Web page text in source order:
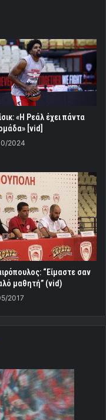
«Η Ρεάλ έχει πάντα
[vid]
2024
“Είμαστε σαν
μαθητή” (vid)
2017